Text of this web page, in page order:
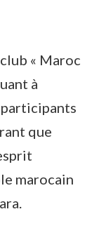
« Maroc
à
participants
que
marocain